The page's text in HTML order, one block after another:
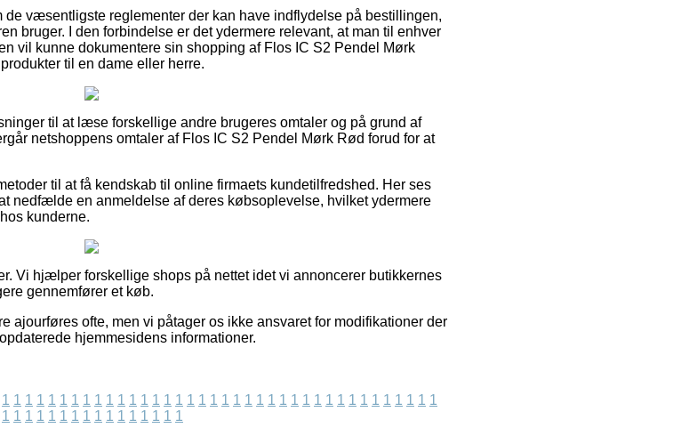
de væsentligste reglementer der kan have indflydelse på bestillingen,
bruger. I den forbindelse er det ydermere relevant, at man til enhver
vil kunne dokumentere sin shopping af Flos IC S2 Pendel Mørk
til en dame eller herre.
til at læse forskellige andre brugeres omtaler og på grund af
netshoppens omtaler af Flos IC S2 Pendel Mørk Rød forud for at
til at få kendskab til online firmaets kundetilfredshed. Her ses
nedfælde en anmeldelse af deres købsoplevelse, hvilket ydermere
kunderne.
Vi hjælper forskellige shops på nettet idet vi annoncerer butikkernes
gennemfører et køb.
ajourføres ofte, men vi påtager os ikke ansvaret for modifikationer der
hjemmesidens informationer.
1 1 1 1 1 1 1 1 1 1 1 1 1 1 1 1 1 1 1 1 1 1 1 1 1 1 1 1 1 1 1 1 1 1 1 1 1 1
1 1 1 1 1 1 1 1 1 1 1 1 1 1 1 1